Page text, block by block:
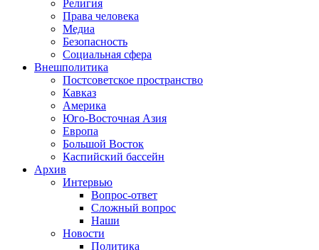
Религия
Права человека
Медиа
Безопасность
Социальная сфера
Внешполитика
Постсоветское пространство
Кавказ
Америка
Юго-Восточная Азия
Европа
Большой Восток
Каспийский бассейн
Архив
Интервью
Вопрос-ответ
Сложный вопрос
Наши
Новости
Политика